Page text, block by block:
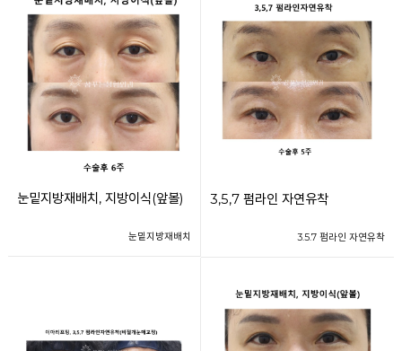
눈밑지방재배치, 지방이식(앞볼)
눈밑지방재배치
3,5,7 펌라인 자연유착
3.5.7 펌라인 자연유착